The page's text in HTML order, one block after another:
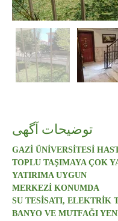
توضیحات آگهی
GAZİ ÜNİVERSİTESİ
TOPLU TAŞIMAYA ÇOK
YATIRIMA UYGUN
MERKEZİ KONUMDA
SU TESİSATI, ELEKTRİK
BANYO VE MUTFAĞI